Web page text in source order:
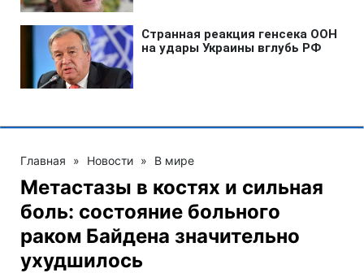
Главная » Новости » В мире
Метастазы в костях и сильная
боль: состояние больного
раком Байдена значительно
ухудшилось